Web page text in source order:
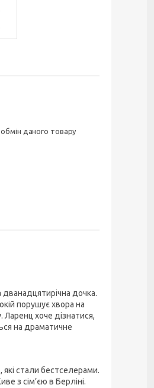
дочка.
порушує хвора на
Ларенц хоче дізнатися,
на драматичне
які стали бестселерами.
з сім’єю в Берліні.